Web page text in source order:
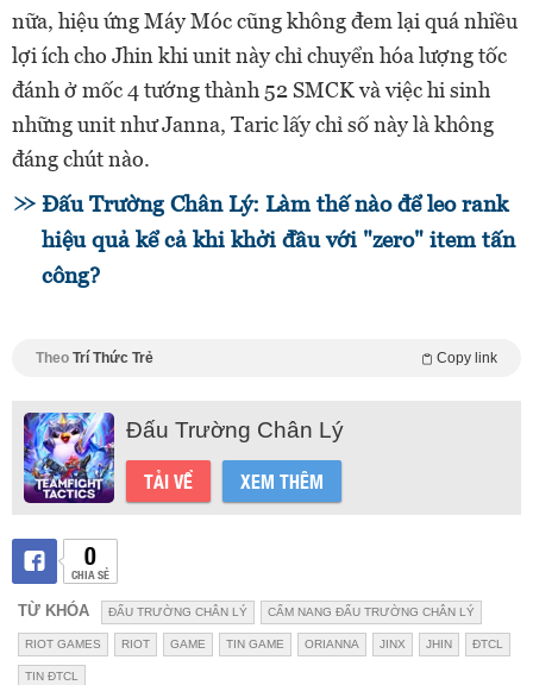
nữa, hiệu ứng Máy Móc cũng không đem lại quá nhiều
lợi ích cho Jhin khi unit này chỉ chuyển hóa lượng tốc
đánh ở mốc 4 tướng thành 52 SMCK và việc hi sinh
những unit như Janna, Taric lấy chỉ số này là không
đáng chút nào.
Đấu Trường Chân Lý: Làm thế nào để leo rank
hiệu quả kể cả khi khởi đầu với "zero" item tấn
công?
Theo Trí Thức Trẻ Copy link
Đấu Trường Chân Lý
TẢI VỀ XEM THÊM
0
CHIA SẺ
TỪ KHÓA ĐẤU TRƯỜNG CHÂN LÝ CẨM NANG ĐẤU TRƯỜNG CHÂN LÝ
RIOT GAMES RIOT GAME TIN GAME ORIANNA JINX JHIN ĐTCL
TIN ĐTCL